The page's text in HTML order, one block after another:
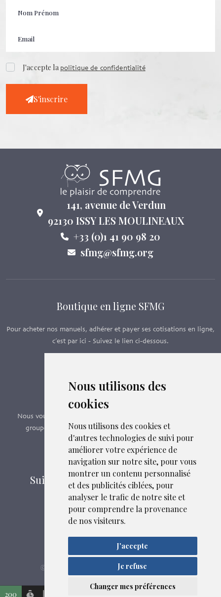
Nous utilisons des
cookies
Nous utilisons des cookies et
d'autres technologies de suivi pour
améliorer votre expérience de
navigation sur notre site, pour vous
montrer un contenu personnalisé
et des publicités ciblées, pour
analyser le trafic de notre site et
pour comprendre la provenance
de nos visiteurs.
J'accepte
Je refuse
Changer mes préférences
Liens et fichiers associés
J'accepte lapolitique de confidentialité
S'inscrire
141, avenue de Verdun
92130 ISSY LES MOULINEAUX
+33 (0)1 41 90 98 20
sfmg@sfmg.org
Boutique en ligne SFMG
Pour acheter nos manuels, adhérer et payer ses cotisations en ligne,
c’est par ici - Suivez le lien ci-dessous.
Formations SFMG
Nous vous proposons des formations e-learning, présentiels,
groupes de pairs - Certificat QUALIOPI n° 2020/89171.2
Découvrir nos formations
Suivez-nous sur les réseaux sociaux
Mentions légales
Plan du site
© 2026 | Fait avec parASB DIGITAL
200